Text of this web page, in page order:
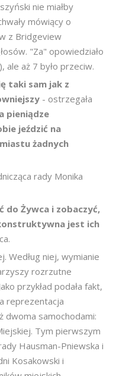
nie miałby
mówiący o
z Bridgeview
"Za" opowiedziało
ale aż 7 było przeciw.
taki sam jak z
- ostrzegała
pieniądze
jeździć na
żadnych
rady Monika
do Żywca i zobaczyć,
jest ich
Według niej, wymianie
rozrzutne
przykład podała fakt,
reprezentacja
dwoma samochodami:
Tym pierwszym
Hausman-Pniewska i
Kosakowski i